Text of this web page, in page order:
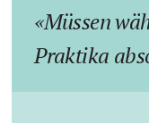
Müssen
Praktika